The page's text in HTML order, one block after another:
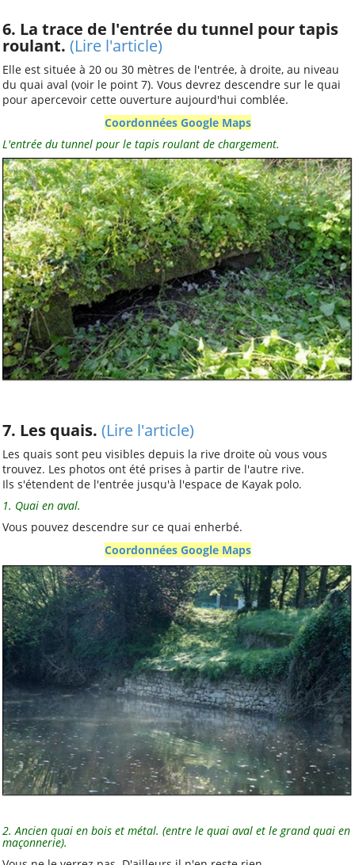
6. La trace de l'entrée du tunnel pour tapis
roulant. (Lire l'article)
Elle est située à 20 ou 30 mètres de l'entrée, à droite, au niveau
du quai aval (voir le point 7). Vous devrez descendre sur le quai
pour apercevoir cette ouverture aujourd'hui comblée.
Coordonnées Google Maps
L'entrée du tunnel pour le tapis roulant de chargement.
7. Les quais. (Lire l'article)
Les quais sont peu visibles depuis la rive droite où vous vous
trouvez. Les photos ont été prises à partir de l'autre rive.
Ils s'étendent de l'entrée jusqu'à l'espace de Kayak polo.
1. Quai en aval.
Vous pouvez descendre sur ce quai enherbé.
Coordonnées Google Maps
2. Ancien quai en bois et métal. (entre le quai aval et le grand quai en
maçonnerie).